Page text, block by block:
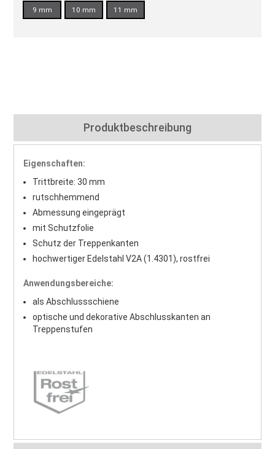
9 mm 10 mm 11 mm
Produktbeschreibung
Eigenschaften:
Trittbreite: 30 mm
rutschhemmend
Abmessung eingeprägt
mit Schutzfolie
Schutz der Treppenkanten
hochwertiger Edelstahl V2A (1.4301), rostfrei
Anwendungsbereiche:
als Abschlussschiene
optische und dekorative Abschlusskanten an
Treppenstufen